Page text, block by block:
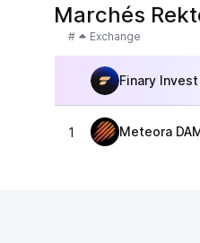
Marchés
# Exchange
Finary Invest
1 Meteora